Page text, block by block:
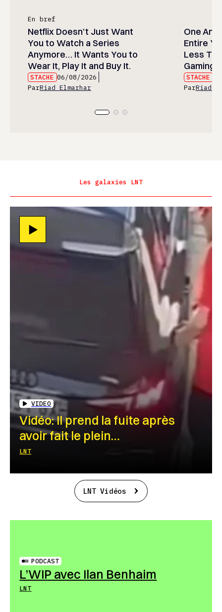
En bref
Netflix Doesn’t Just Want
You to Watch a Series
Anymore… It Wants You to
Wear It, Play It and Buy It.
STACHE 06/08/2026
ParRiad Elmarhar
One
Entire
Less
Gaming
STACHE
ParRiad
Les galaxies LNT
VIDEO
Vidéo: Il prend la fuite après
avoir fait le plein…
LNT
LNT Vidéos
PODCAST
L’WIP avec Ilan Benhaim
LNT